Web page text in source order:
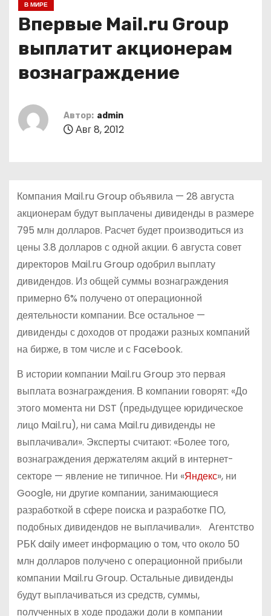
В МИРЕ
Впервые Mail.ru Group
выплатит акционерам
вознаграждение
Автор: admin
Авг 8, 2012
Компания Mail.ru Group объявила — 28 августа
акционерам будут выплачены дивиденды в размере
795 млн долларов. Расчет будет производиться из
цены 3.8 долларов с одной акции. 6 августа совет
директоров Mail.ru Group одобрил выплату
дивидендов. Из общей суммы вознаграждения
примерно 6% получено от операционной
деятельности компании. Все остальное —
дивиденды с доходов от продажи разных компаний
на бирже, в том числе и с Facebook.
В истории компании Mail.ru Group это первая
выплата вознаграждения. В компании говорят: «До
этого момента ни DST (предыдущее юридическое
лицо Mail.ru), ни сама Mail.ru дивиденды не
выплачивали». Эксперты считают: «Более того,
вознаграждения держателям акций в интернет-
секторе — явление не типичное. Ни «Яндекс», ни
Google, ни другие компании, занимающиеся
разработкой в сфере поиска и разработке ПО,
подобных дивидендов не выплачивали». Агентство
РБК daily имеет информацию о том, что около 50
млн долларов получено с операционной прибыли
компании Mail.ru Group. Остальные дивиденды
будут выплачиваться из средств, суммы,
полученных в ходе продажи доли в компании